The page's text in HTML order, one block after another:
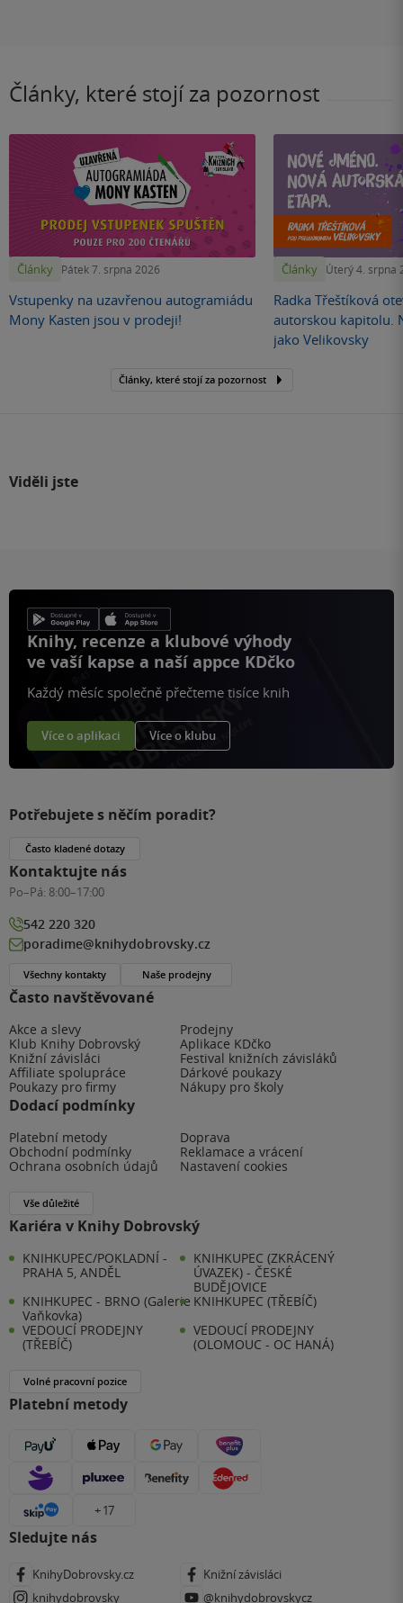
Články, které stojí za pozornost
Články Pátek 7. srpna 2026
Vstupenky na uzavřenou autogramiádu
Mony Kasten jsou v prodeji!
Články Úterý 4. srpna
Radka Třeštíková
autorskou kapitolu.
jako Velikovsky
Články, které stojí za pozornost
Viděli jste
Knihy, recenze a klubové výhody
ve vaší kapse a naší appce KDčko
Každý měsíc společně přečteme tisíce knih
Více o aplikaci Více o klubu
Často navštěvované
Akce a slevy
Prodejny
Klub Knihy Dobrovský
Aplikace KDčko
Knižní závisláci
Festival knižních závisláků
Affiliate spolupráce
Dárkové poukazy
Poukazy pro firmy
Nákupy pro školy
Dodací podmínky
Platební metody
Doprava
Obchodní podmínky
Reklamace a vrácení
Ochrana osobních údajů
Nastavení cookies
Vše důležité
Kariéra v Knihy Dobrovský
KNIHKUPEC/POKLADNÍ -
PRAHA 5, ANDĚL
KNIHKUPEC (ZKRÁCENÝ
ÚVAZEK) - ČESKÉ
BUDĚJOVICE
KNIHKUPEC - BRNO (Galerie
Vaňkovka)
KNIHKUPEC (TŘEBÍČ)
VEDOUCÍ PRODEJNY
(TŘEBÍČ)
VEDOUCÍ PRODEJNY
(OLOMOUC - OC HANÁ)
Volné pracovní pozice
Platební metody
+ 17
Sledujte nás
KnihyDobrovsky.cz
Knižní závisláci
knihydobrovsky
@knihydobrovskycz
Potřebujete s něčím poradit?
Často kladené dotazy
Kontaktujte nás
Po–Pá: 8:00–17:00
542 220 320
poradime@knihydobrovsky.cz
Všechny kontakty Naše prodejny